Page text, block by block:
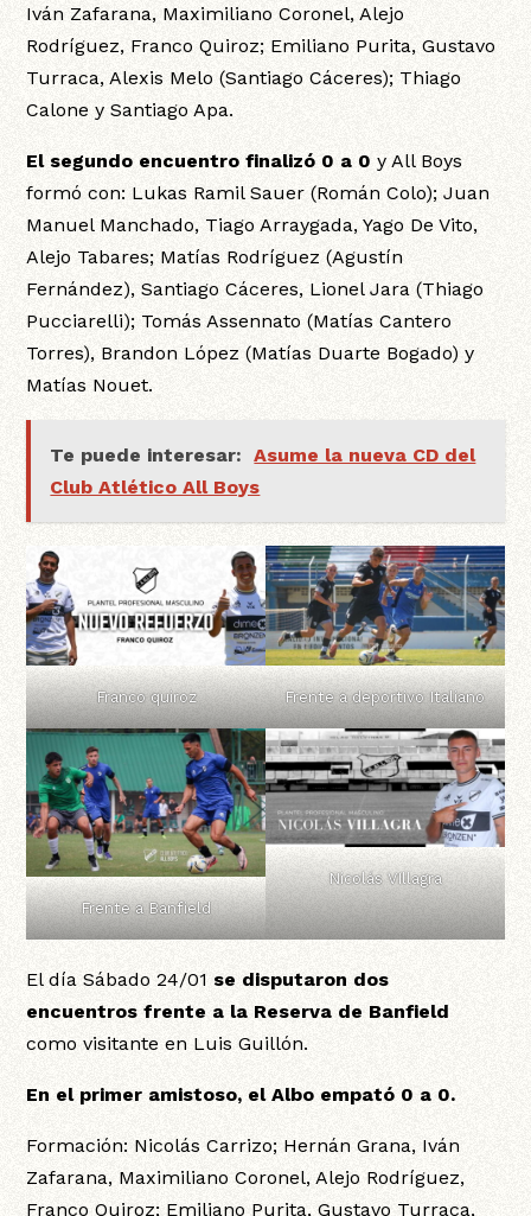
Iván Zafarana, Maximiliano Coronel, Alejo
Rodríguez, Franco Quiroz; Emiliano Purita, Gustavo
Turraca, Alexis Melo (Santiago Cáceres); Thiago
Calone y Santiago Apa.
El segundo encuentro finalizó 0 a 0 y All Boys
formó con: Lukas Ramil Sauer (Román Colo); Juan
Manuel Manchado, Tiago Arraygada, Yago De Vito,
Alejo Tabares; Matías Rodríguez (Agustín
Fernández), Santiago Cáceres, Lionel Jara (Thiago
Pucciarelli); Tomás Assennato (Matías Cantero
Torres), Brandon López (Matías Duarte Bogado) y
Matías Nouet.
Te puede interesar:
Asume la nueva CD del
Club Atlético All Boys
Franco quiroz Frente a deportivo Italiano
Frente a Banfield
Nicolás VIllagra
El día Sábado 24/01 se disputaron dos
encuentros frente a la Reserva de Banfield
como visitante en Luis Guillón.
En el primer amistoso, el Albo empató 0 a 0.
Formación: Nicolás Carrizo; Hernán Grana, Iván
Zafarana, Maximiliano Coronel, Alejo Rodríguez,
Franco Quiroz; Emiliano Purita, Gustavo Turraca,